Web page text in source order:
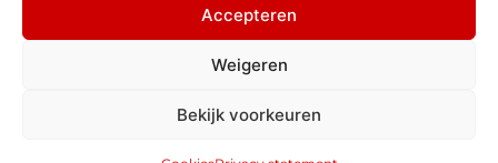
Accepteren
Weigeren
Bekijk voorkeuren
© 2026 - Honda Welman
Algemene voorwaarden
Realisatie: QStylez